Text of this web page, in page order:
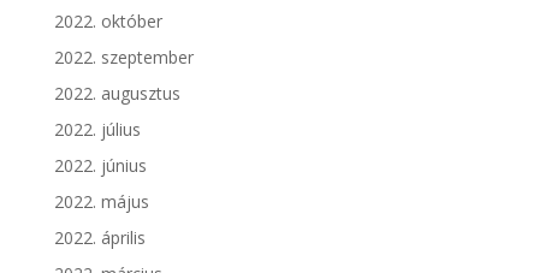
2022. október
2022. szeptember
2022. augusztus
2022. július
2022. június
2022. május
2022. április